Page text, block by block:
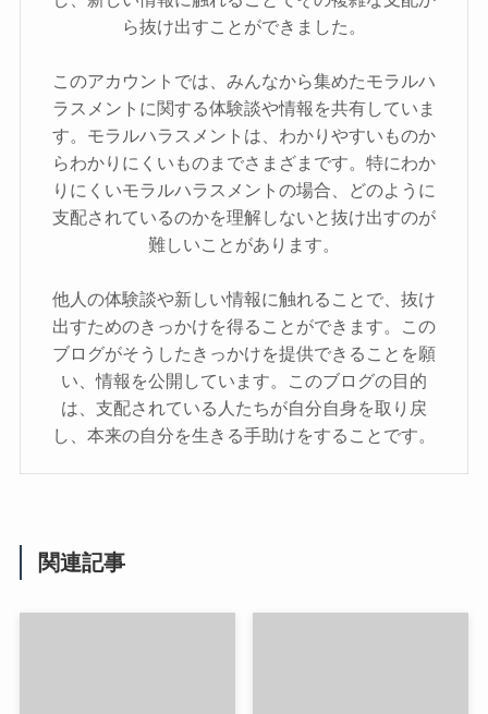
ら抜け出すことができました。
このアカウントでは、みんなから集めたモラルハ
ラスメントに関する体験談や情報を共有していま
す。モラルハラスメントは、わかりやすいものか
らわかりにくいものまでさまざまです。特にわか
りにくいモラルハラスメントの場合、どのように
支配されているのかを理解しないと抜け出すのが
難しいことがあります。
他人の体験談や新しい情報に触れることで、抜け
出すためのきっかけを得ることができます。この
ブログがそうしたきっかけを提供できることを願
い、情報を公開しています。このブログの目的
は、支配されている人たちが自分自身を取り戻
し、本来の自分を生きる手助けをすることです。
関連記事